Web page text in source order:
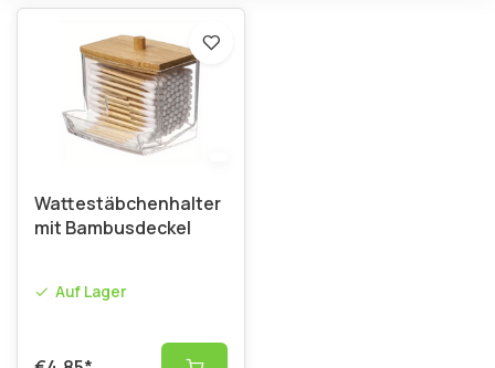
Wattestäbchenhalter
mit Bambusdeckel
Auf Lager